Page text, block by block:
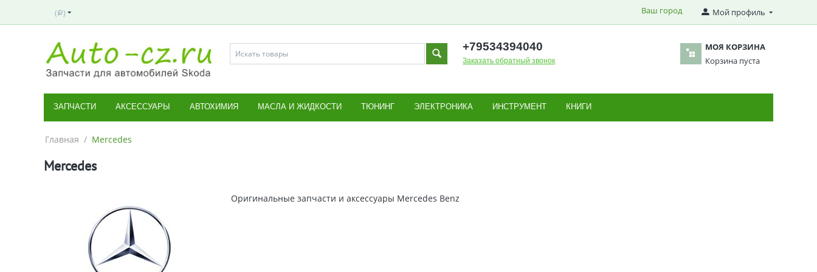
( Р ) Мой профиль
Ваш город
+79534394040
Заказать обратный звонок
МОЯ КОРЗИНА
Корзина пуста
ЗАПЧАСТИ АКСЕССУАРЫ АВТОХИМИЯ МАСЛА И ЖИДКОСТИ ТЮНИНГ ЭЛЕКТРОНИКА ИНСТРУМЕНТ КНИГИ
Главная / Mercedes
Mercedes
Оригинальные запчасти и аксессуары Mercedes Benz